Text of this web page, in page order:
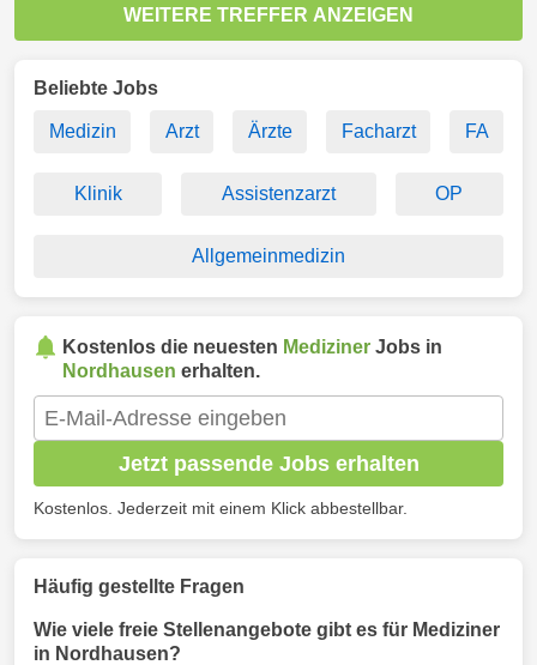
WEITERE TREFFER ANZEIGEN
Beliebte Jobs
Medizin Arzt Ärzte Facharzt FA
Klinik Assistenzarzt OP
Allgemeinmedizin
Kostenlos die neuesten Mediziner Jobs in
Nordhausen erhalten.
Jetzt passende Jobs erhalten
Kostenlos. Jederzeit mit einem Klick abbestellbar.
Häufig gestellte Fragen
Wie viele freie Stellenangebote gibt es für Mediziner
in Nordhausen?